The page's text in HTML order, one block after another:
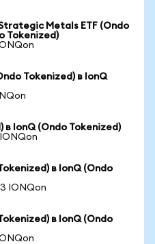
Metals ETF (Ondo
Tokenized)
Tokenized) в IonQ
в IonQ (Ondo Tokenized)
в IonQ (Ondo
IONQon
в IonQ (Ondo